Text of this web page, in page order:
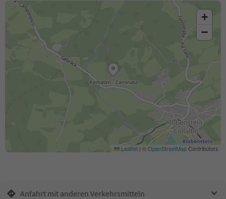
+
−
Leaflet | ©OpenStreetMapContributors
Anfahrt mit anderen Verkehrsmitteln